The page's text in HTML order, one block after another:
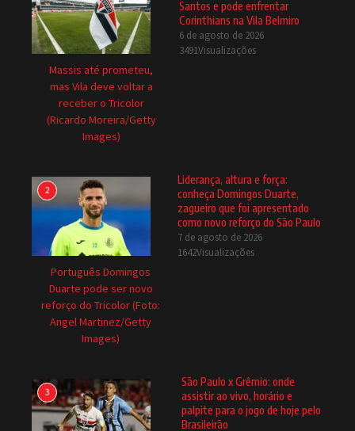
Massis até prometeu,
mas Vila deve voltar a
receber o Tricolor
(Ricardo Moreira/Getty
Images)
Santos e pode enfrentar
Corinthians na Vila Belmiro
6 de agosto de 2026
3491Visualizações
2
Português Domingos
Duarte pode ser novo
reforço do Tricolor (Foto:
Angel Martinez/Getty
Images)
Liderança, altura e força:
conheça Domingos Duarte,
zagueiro que foi apresentado
como novo reforço do São Paulo
7 de agosto de 2026
1642Visualizações
3
São Paulo x Grêmio: onde
assistir ao vivo, horário e
palpite para o jogo de hoje pelo
Brasileirão